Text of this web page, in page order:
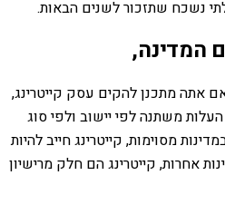
נשכח שתזכור לשנים הבאות.
המדינה,
אתה מתכנן להקים עסק קייטרינג,
משתנה לפי יישוב ולפי סוג
מסוימות, קייטרינג חייב להיות
אחרות, קייטרינג הם חלק מרישיון